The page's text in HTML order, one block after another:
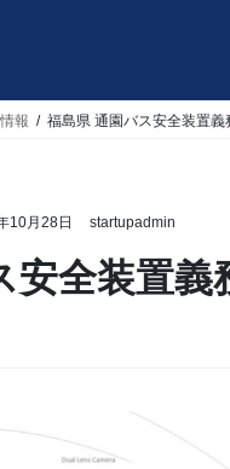
報 福島県 通園バス安全装置
10月28日 startupadmin
安全装置義